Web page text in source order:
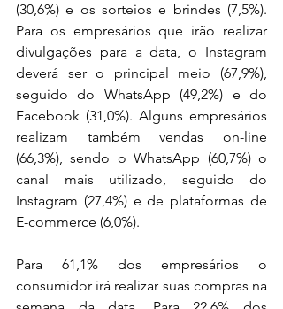
(30,6%) e os sorteios e brindes (7,5%).
Para os empresários que irão realizar
divulgações para a data, o Instagram
deverá ser o principal meio (67,9%),
seguido do WhatsApp (49,2%) e do
Facebook (31,0%). Alguns empresários
realizam também vendas on-line
(66,3%), sendo o WhatsApp (60,7%) o
canal mais utilizado, seguido do
Instagram (27,4%) e de plataformas de
E-commerce (6,0%).
Para 61,1% dos empresários o
consumidor irá realizar suas compras na